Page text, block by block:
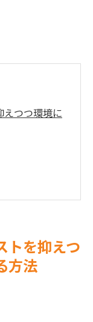
えつつ環境に
け方
る方法
る賢い活用
トを抑えつ
方法